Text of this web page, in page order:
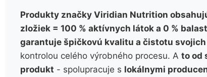
Produkty značky Viridian Nutrition
zložiek = 100 % aktívnych látok a 0 %
garantuje špičkovú kvalitu a čistotu
kontrolou celého výrobného procesu. A to od
produkt - spolupracuje s lokálnymi